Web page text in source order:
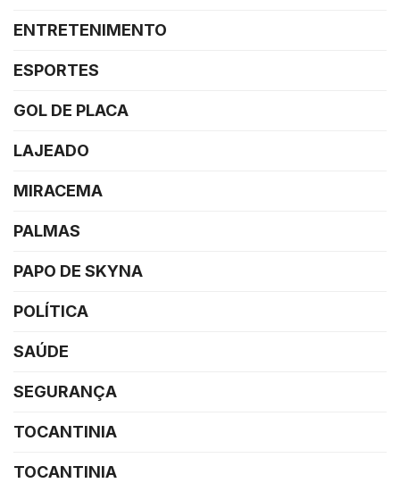
ENTRETENIMENTO
ESPORTES
GOL DE PLACA
LAJEADO
MIRACEMA
PALMAS
PAPO DE SKYNA
POLÍTICA
SAÚDE
SEGURANÇA
TOCANTINIA
TOCANTINIA